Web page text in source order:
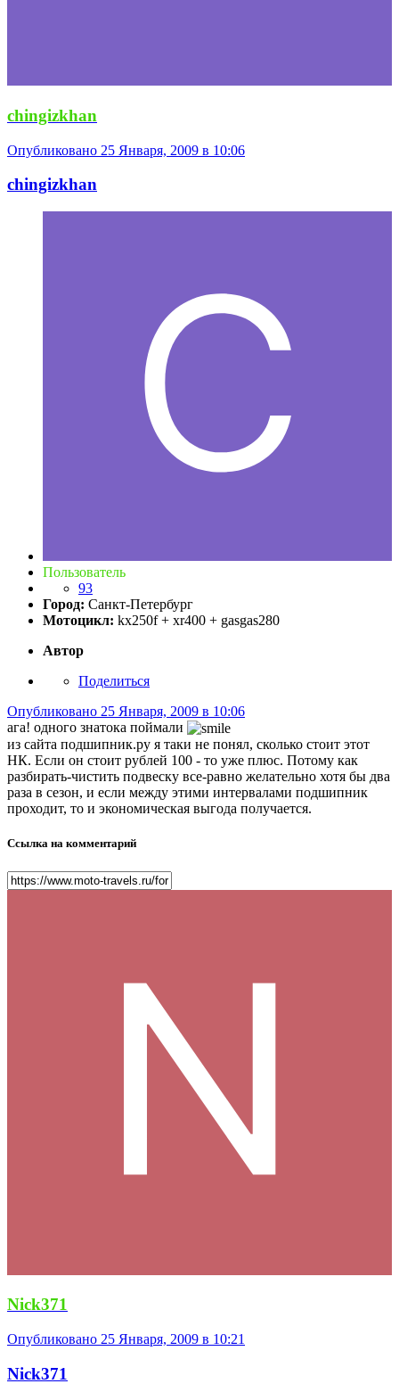
chingizkhan
Опубликовано 25 Января, 2009 в 10:06
chingizkhan
Пользователь
93
Город: Санкт-Петербург
Мотоцикл: kx250f + xr400 + gasgas280
Автор
Поделиться
Опубликовано 25 Января, 2009 в 10:06
ага! одного знатока поймали
из сайта подшипник.ру я таки не понял, сколько стоит этот
НК. Если он стоит рублей 100 - то уже плюс. Потому как
разбирать-чистить подвеску все-равно желательно хотя бы два
раза в сезон, и если между этими интервалами подшипник
проходит, то и экономическая выгода получается.
Ссылка на комментарий
Nick371
Опубликовано 25 Января, 2009 в 10:21
Nick371